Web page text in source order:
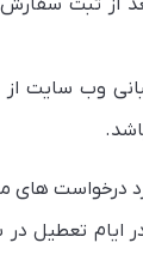
درخواست
ایام تعطیل